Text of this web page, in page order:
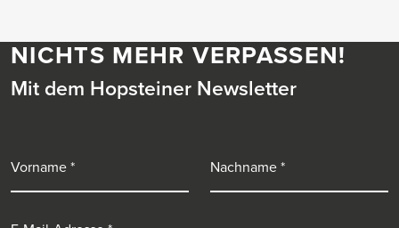
NICHTS MEHR VERPASSEN!
Mit dem Hopsteiner Newsletter